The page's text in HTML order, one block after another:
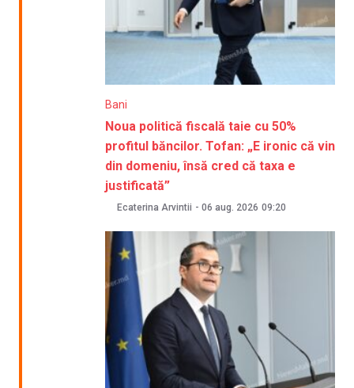
Bani
Noua politică fiscală taie cu 50%
profitul băncilor. Tofan: „E ironic că vin
din domeniu, însă cred că taxa e
justificată”
Ecaterina Arvintii - 06 aug. 2026 09:20